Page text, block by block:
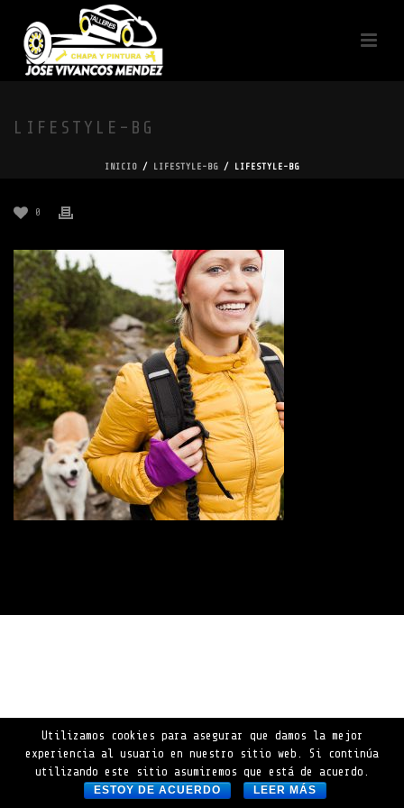
LIFESTYLE-BG
INICIO / LIFESTYLE-BG / LIFESTYLE-BG
0
Utilizamos cookies para asegurar que damos la mejor
experiencia al usuario en nuestro sitio web. Si continúa
utilizando este sitio asumiremos que está de acuerdo.
ESTOY DE ACUERDO LEER MÁS